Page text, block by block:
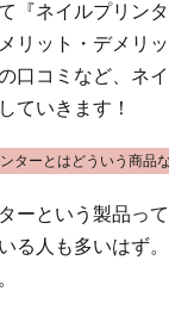
『ネイルプリン
リット・デメリ
口コミなど、ネ
ていきます！
ターとはどういう商品
ーという製品っ
る人も多いはず